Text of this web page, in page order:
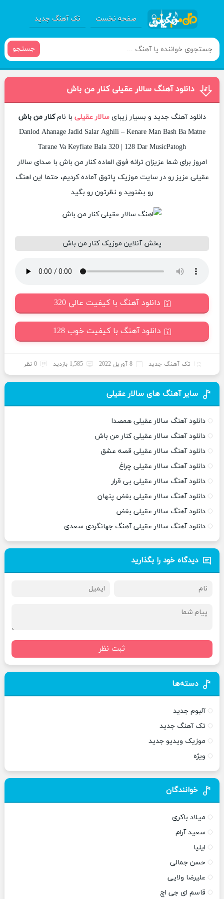
صفحه نخست تک آهنگ جدید
جستجو
دانلود آهنگ سالار عقیلی کنار من باش
دانلود آهنگ جدید و بسیار زیبایسالار عقیلی با نامکنار من باش
Danlod Ahanage Jadid Salar Aghili – Kenare Man Bash Ba Matne
Tarane Va Keyfiate Bala 320 | 128 Dar MusicPatogh
امروز برای شما عزیزان ترانه فوق العاده کنار من باش با صدای سالار
عقیلی عزیز رو در سایت موزیک پاتوق آماده کردیم، حتما این اهنگ
رو بشنوید و نظرتون رو بگید
پخش آنلاین موزیک کنار من باش
دانلود آهنگ با کیفیت عالی 320
دانلود آهنگ با کیفیت خوب 128
تک آهنگ جدید 8 آوریل 2022 1,585 بازدید 0 نظر
سایر آهنگ های سالار عقیلی
دانلود آهنگ سالار عقیلی همصدا
دانلود آهنگ سالار عقیلی کنار من باش
دانلود آهنگ سالار عقیلی قصه عشق
دانلود آهنگ سالار عقیلی چراغ
دانلود آهنگ سالار عقیلی بی قرار
دانلود آهنگ سالار عقیلی بغض پنهان
دانلود آهنگ سالار عقیلی بغض
دانلود آهنگ سالار عقیلی آهنگ جهانگردی سعدی
دیدگاه خود را بگذارید
ثبت نظر
دسته‌ها
آلبوم جدید
تک آهنگ جدید
موزیک ویدیو جدید
ویژه
خوانندگان
میلاد باکری
سعید آرام
ایلیا
حسن جمالی
علیرضا ولایی
قاسم ای جی اچ